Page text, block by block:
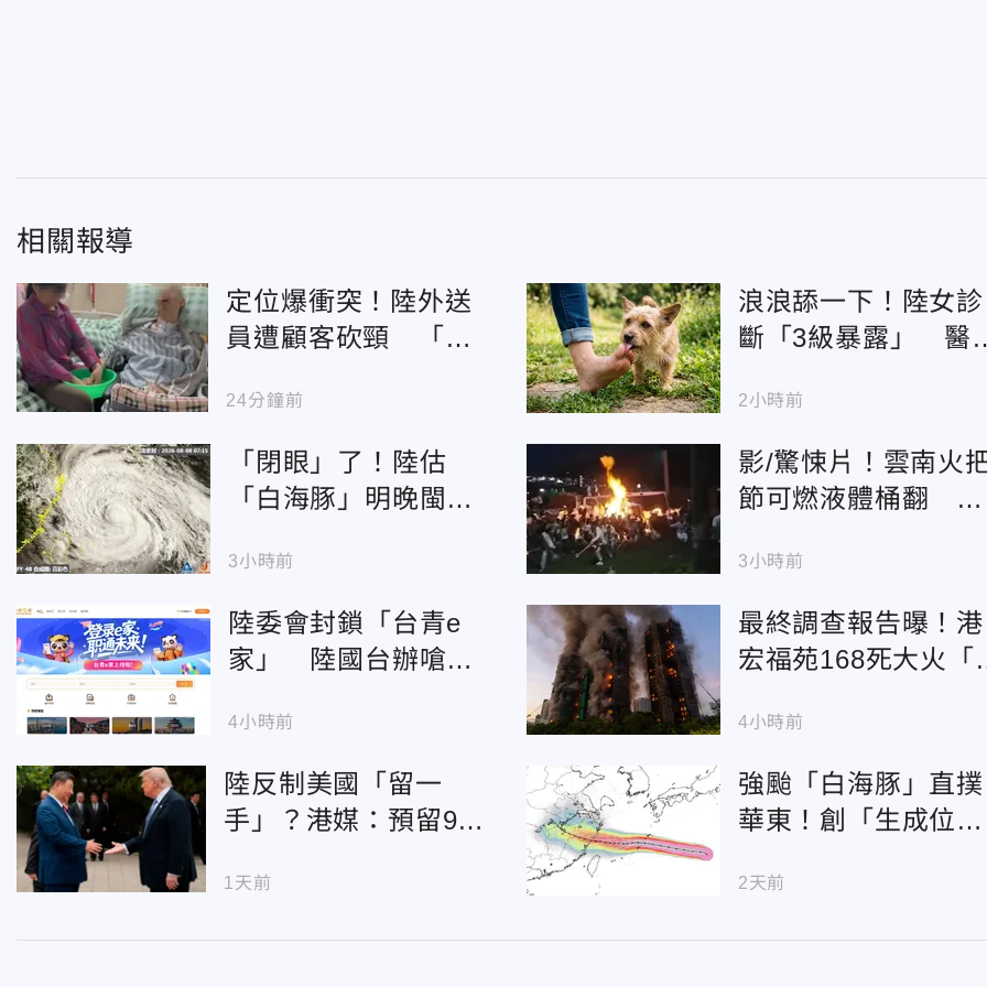
相關報導
定位爆衝突！陸外送
員遭顧客砍頸 「傷
人
24分鐘前
浪浪舔一下！陸女診
斷「3級暴露」 醫
2小時前
「閉眼」了！陸估
「白海豚」明晚閩浙
停航
3小時前
影/驚悚片！雲南火
節可燃液體桶翻 民
3小時前
陸委會封鎖「台青e
家」 陸國台辦嗆：
心
4小時前
最終調查報告曝！港
宏福苑168死大火「
4小時前
陸反制美國「留一
手」？港媒：預留9月
空間
1天前
強颱「白海豚」直撲
華東！創「生成位置
雨災情
2天前